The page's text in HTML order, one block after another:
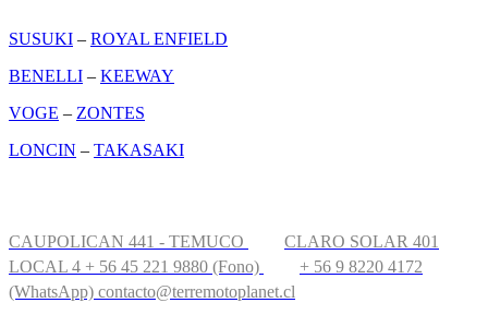
SUSUKI – ROYAL ENFIELD
BENELLI – KEEWAY
VOGE – ZONTES
LONCIN – TAKASAKI
CAUPOLICAN 441 - TEMUCO
CLARO SOLAR 401
LOCAL 4 + 56 45 221 9880 (Fono)
+ 56 9 8220 4172
(WhatsApp) contacto@terremotoplanet.cl